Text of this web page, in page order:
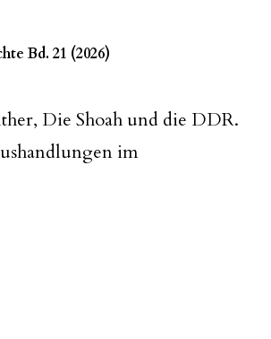
Bd. 21 (2026)
Die Shoah und die DDR.
im